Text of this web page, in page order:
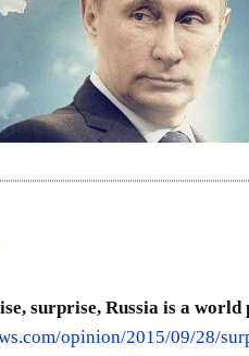
surprise, Russia is a world
opinion/2015/09/28/